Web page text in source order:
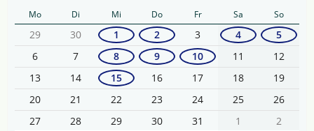
Mo Di Mi Do Fr Sa So
29 30 1 2 3 4
5
6
7 8 9 10 11
12
13
14 15 16 17 18
19
20
21 22 23 24 25
26
27
28 29 30 31 1 2